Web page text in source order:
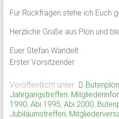
Für Rückfragen stehe ich Euch
Herzliche Grüße aus Plön und
Euer Stefan Wandelt
Erster Vorsitzender
Veröffentlicht unter
Jahrgangstreffen,
1990, Abi 1995, Abi 2000,
Jubiläumstreffen,